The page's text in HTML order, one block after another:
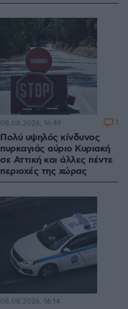
Πολύ υψηλός κίνδυνος
πυρκαγιάς αύριο Κυριακή
σε Αττική και άλλες πέντε
περιοχές της χώρας
08.08.2026, 16:49 1
08.08.2026, 16:14